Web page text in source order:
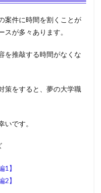
案件に時間を割くことが
が多々あります。
を推敲する時間がなくな
策をすると、夢の大学職
です。
】
】